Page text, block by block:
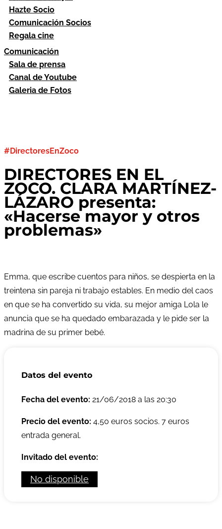
Hazte Socio
Comunicación Socios
Regala cine
Comunicación
Sala de prensa
Canal de Youtube
Galeria de Fotos
#DirectoresEnZoco
DIRECTORES EN EL
ZOCO. CLARA MARTÍNEZ-
LÁZARO presenta:
«Hacerse mayor y otros
problemas»
Emma, que escribe cuentos para niños, se despierta en la
treintena sin pareja ni trabajo estables. En medio del caos
en que se ha convertido su vida, su mejor amiga Lola le
anuncia que se ha quedado embarazada y le pide ser la
madrina de su primer bebé.
Datos del evento
Fecha del evento: 21/06/2018 a las 20:30
Precio del evento: 4,50 euros socios. 7 euros
entrada general.
Invitado del evento:
No disponible